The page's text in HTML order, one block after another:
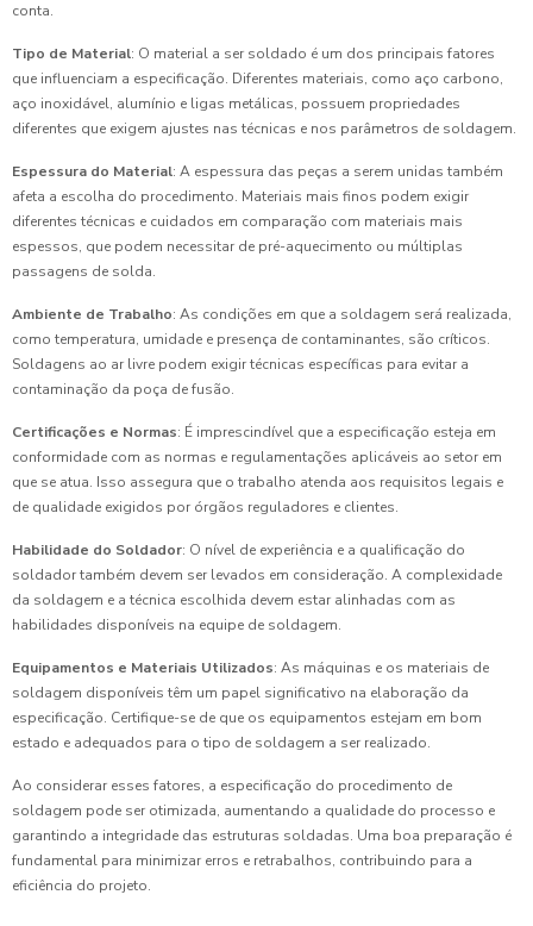
conta.
Tipo de Material: O material a ser soldado é um dos principais fatores
que influenciam a especificação. Diferentes materiais, como aço carbono,
aço inoxidável, alumínio e ligas metálicas, possuem propriedades
diferentes que exigem ajustes nas técnicas e nos parâmetros de soldagem.
Espessura do Material: A espessura das peças a serem unidas também
afeta a escolha do procedimento. Materiais mais finos podem exigir
diferentes técnicas e cuidados em comparação com materiais mais
espessos, que podem necessitar de pré-aquecimento ou múltiplas
passagens de solda.
Ambiente de Trabalho: As condições em que a soldagem será realizada,
como temperatura, umidade e presença de contaminantes, são críticos.
Soldagens ao ar livre podem exigir técnicas específicas para evitar a
contaminação da poça de fusão.
Certificações e Normas: É imprescindível que a especificação esteja em
conformidade com as normas e regulamentações aplicáveis ao setor em
que se atua. Isso assegura que o trabalho atenda aos requisitos legais e
de qualidade exigidos por órgãos reguladores e clientes.
Habilidade do Soldador: O nível de experiência e a qualificação do
soldador também devem ser levados em consideração. A complexidade
da soldagem e a técnica escolhida devem estar alinhadas com as
habilidades disponíveis na equipe de soldagem.
Equipamentos e Materiais Utilizados: As máquinas e os materiais de
soldagem disponíveis têm um papel significativo na elaboração da
especificação. Certifique-se de que os equipamentos estejam em bom
estado e adequados para o tipo de soldagem a ser realizado.
Ao considerar esses fatores, a especificação do procedimento de
soldagem pode ser otimizada, aumentando a qualidade do processo e
garantindo a integridade das estruturas soldadas. Uma boa preparação é
fundamental para minimizar erros e retrabalhos, contribuindo para a
eficiência do projeto.